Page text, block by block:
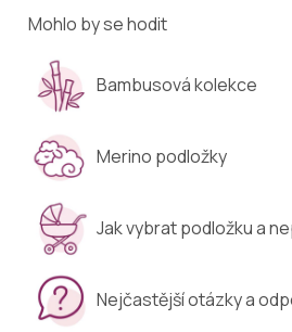
Mohlo by se hodit
Bambusová kolekce
Merino podložky
Jak vybrat podložku a
Nejčastější otázky a